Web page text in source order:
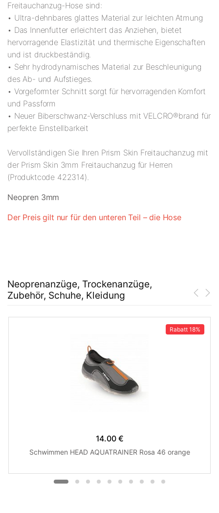
Freitauchanzug-Hose sind:
• Ultra-dehnbares glattes Material zur leichten Atmung
• Das Innenfutter erleichtert das Anziehen, bietet
hervorragende Elastizität und thermische Eigenschaften
und ist druckbeständig.
• Sehr hydrodynamisches Material zur Beschleunigung
des Ab- und Aufstieges.
• Vorgeformter Schnitt sorgt für hervorragenden Komfort
und Passform
• Neuer Biberschwanz-Verschluss mit VELCRO®brand für
perfekte Einstellbarkeit
Vervollständigen Sie Ihren Prism Skin Freitauchanzug mit
der Prism Skin 3mm Freitauchanzug für Herren
(Produktcode 422314).
Neopren 3mm
Der Preis gilt nur für den unteren Teil – die Hose
Neoprenanzüge, Trockenanzüge,
Zubehör, Schuhe, Kleidung
Rabatt 18%
14.00 €
Schwimmen HEAD AQUATRAINER Rosa 46 orange